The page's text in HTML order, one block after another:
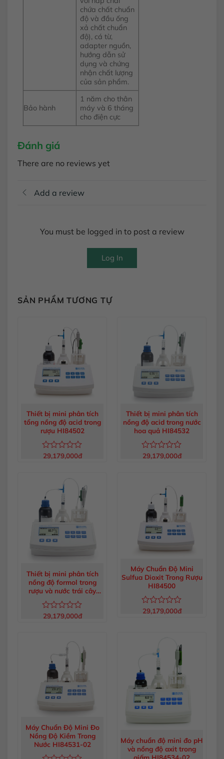
chứa chất chuẩn
độ và đầu ống
xả chất chuẩn
độ), cá từ,
adapter nguồn,
hướng dẫn sử
dụng và chứng
nhận chất lượng
của sản phẩm.
Bảo hành
1 năm cho thân
máy và 6 tháng
cho điện cực
Đánh giá
There are no reviews yet
Add a review
You must be logged in to post a review
Log In
SẢN PHẨM TƯƠNG TỰ
Thiết bị mini phân tích
tổng nồng độ acid trong
rượu HI84502
Được
sao
29,179,000đ
Thiết bị mini phân tích
nồng độ acid trong nước
hoa quả HI84532
Được
29,179,000đ
Thiết bị mini phân tích
nồng độ formol trong
rượu và nước trái cây
HI84533
Được
29,179,000đ
Máy Chuẩn Độ Mini
Sulfua Dioxit Trong Rượu
HI84500
Được
29,179,000đ
Máy Chuẩn Độ Mini Đo
Nồng Độ Kiềm Trong
Nước HI84531-02
Máy chuẩn độ mini đo pH
và nồng độ axit trong
giấm HI84534-02